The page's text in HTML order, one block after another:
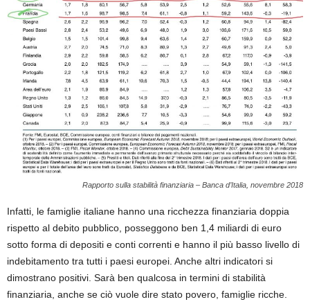
Rapporto sulla stabilità finanziaria – Banca d’Italia, novembre 2018
Infatti, le famiglie italiane hanno una ricchezza finanziaria doppia
rispetto al debito pubblico, posseggono ben 1,4 miliardi di euro
sotto forma di depositi e conti correnti e hanno il più basso livello di
indebitamento tra tutti i paesi europei. Anche altri indicatori si
dimostrano positivi. Sarà ben qualcosa in termini di stabilità
finanziaria, anche se ciò vuole dire stato povero, famiglie ricche.